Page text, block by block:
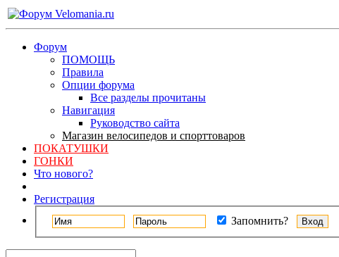
Форум
ПОМОЩЬ
Правила
Опции форума
Все разделы прочитаны
Навигация
Руководство сайта
Магазин велосипедов и спорттоваров
ПОКАТУШКИ
ГОНКИ
Что нового?
Регистрация
Запомнить?